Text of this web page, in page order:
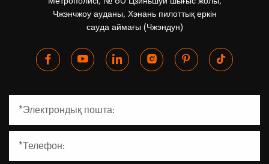
Чжэнчжоу ауданы, Хэнань пилоттық еркін
сауда аймағы (Чжэндун)